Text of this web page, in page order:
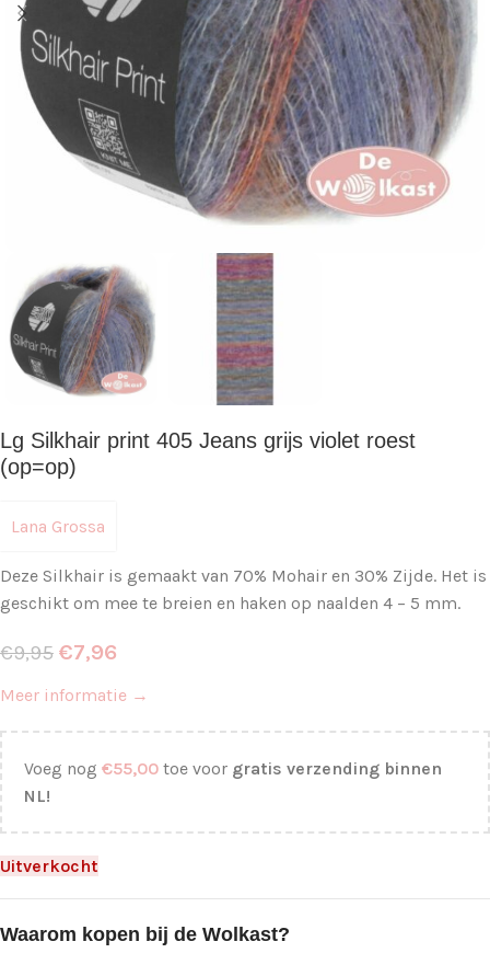
Lg Silkhair print 405 Jeans grijs violet roest
(op=op)
Lana Grossa
Deze Silkhair is gemaakt van 70% Mohair en 30% Zijde. Het is
geschikt om mee te breien en haken op naalden 4 – 5 mm.
€9,95 €7,96
Meer informatie →
Voeg nog €55,00 toe voor gratis verzending binnen
NL!
Uitverkocht
Waarom kopen bij de Wolkast?